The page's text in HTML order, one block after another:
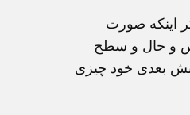
اینکه صورت
حس و حال و سطح
بعدی خود چیزی